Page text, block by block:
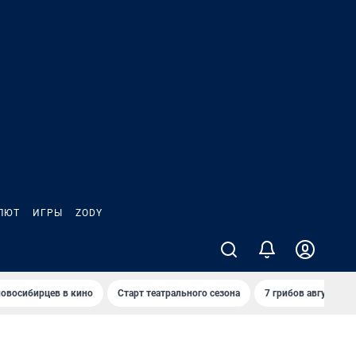
ИГРЫ ZODY
в кино Старт театрального сезона 7 грибов августа